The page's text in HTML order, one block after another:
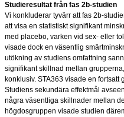
Studieresultat från fas 2b-studien
Vi konkluderar tyvärr att fas 2b-
att visa en statistiskt signifikant
med placebo, varken vid sex- eller
visade dock en väsentlig
utökning av studiens omfattning
signifikant skillnad mellan
konklusiv. STA363 visade en
Studiens sekundära effektmål
några väsentliga skillnader mellan
högdosgruppen visade studien